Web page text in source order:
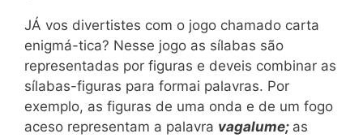
JÁ vos divertistes com o jogo chamado carta
enigmá-tica? Nesse jogo as sílabas são
representadas por figuras e deveis combinar as
sílabas-figuras para formai palavras. Por
exemplo, as figuras de uma onda e de um fogo
aceso representam a palavra vagalume; as